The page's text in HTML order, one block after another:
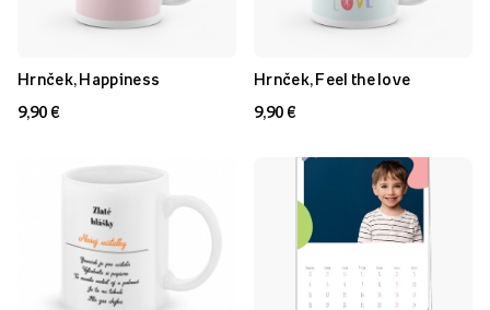
Hrnček, Happiness
9,90 €
Hrnček, Feel the love
9,90 €